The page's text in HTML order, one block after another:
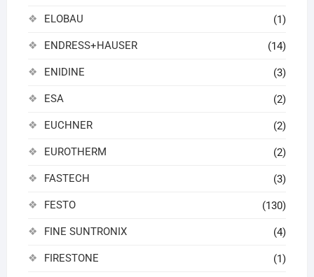
ELOBAU (1)
ENDRESS+HAUSER (14)
ENIDINE (3)
ESA (2)
EUCHNER (2)
EUROTHERM (2)
FASTECH (3)
FESTO (130)
FINE SUNTRONIX (4)
FIRESTONE (1)